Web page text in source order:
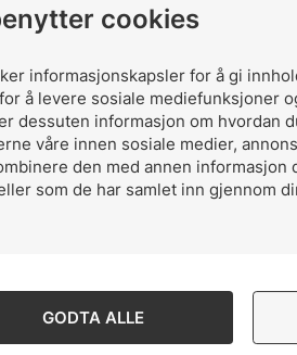
cookies
informasjonskapsler for å gi
å levere sosiale mediefunksjoner
dessuten informasjon om hvordan
våre innen sosiale medier,
den med annen
som de har samlet inn gjennom
GODTA ALLE